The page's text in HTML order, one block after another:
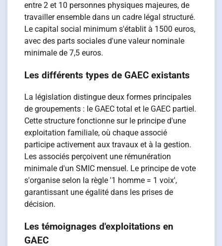
entre 2 et 10 personnes physiques majeures, de
travailler ensemble dans un cadre légal structuré.
Le capital social minimum s'établit à 1500 euros,
avec des parts sociales d'une valeur nominale
minimale de 7,5 euros.
Les différents types de GAEC existants
La législation distingue deux formes principales
de groupements : le GAEC total et le GAEC partiel.
Cette structure fonctionne sur le principe d'une
exploitation familiale, où chaque associé
participe activement aux travaux et à la gestion.
Les associés perçoivent une rémunération
minimale d'un SMIC mensuel. Le principe de vote
s'organise selon la règle '1 homme = 1 voix',
garantissant une égalité dans les prises de
décision.
Les témoignages d'exploitations en
GAEC